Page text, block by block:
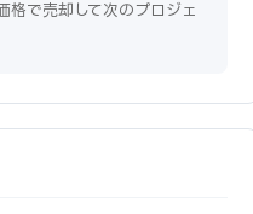
格で売却して次のプロジェ